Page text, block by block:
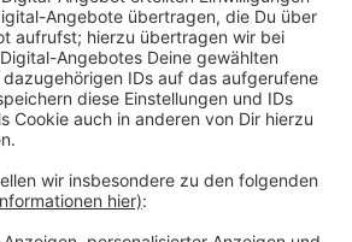
sagen verschiedene Hausärzte
Anfrage.